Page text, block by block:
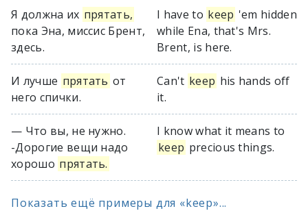
Я должна их прятать,
пока Эна, миссис Брент,
здесь.
I have to keep 'em hidden
while Ena, that's Mrs.
Brent, is here.
И лучше прятать от
него спички.
Can't keep his hands off
it.
— Что вы, не нужно.
-Дорогие вещи надо
хорошо прятать.
I know what it means to
keep precious things.
Показать ещё примеры для «keep»...